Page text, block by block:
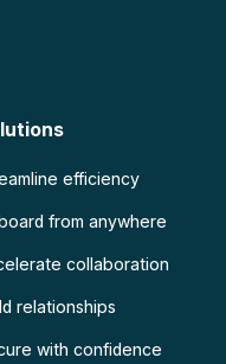
efficiency
from anywhere
collaboration
relationships
with confidence